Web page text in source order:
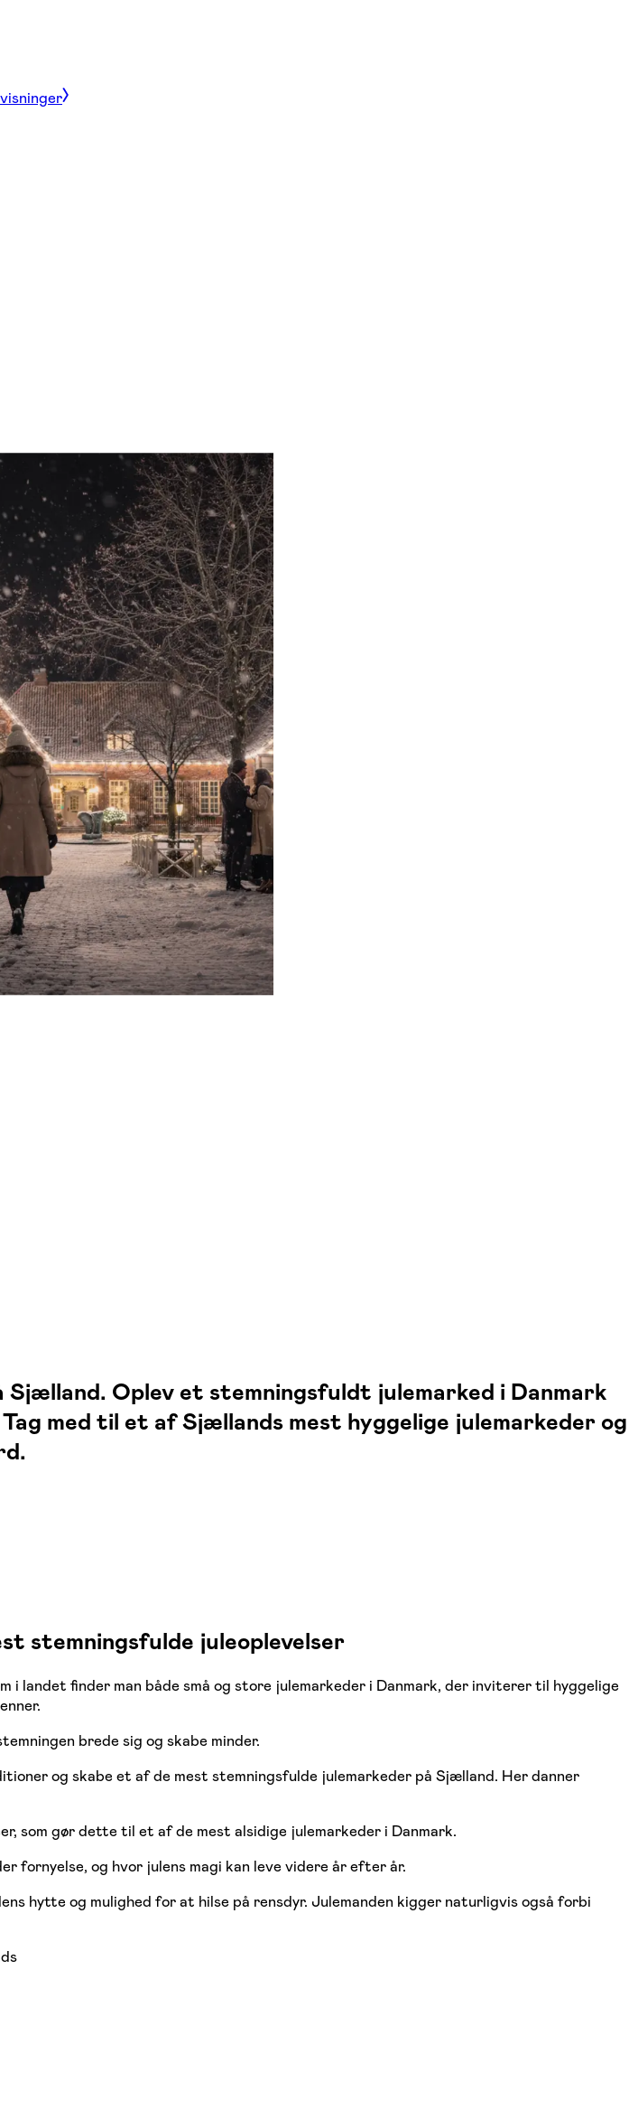
Oplev et stemningsfuldt julemarked i Danmark
med til et af Sjællands mest hyggelige julemarkeder og
stemningsfulde juleoplevelser
landet finder man både små og store julemarkeder i Danmark, der inviterer til hyggelige
brede sig og skabe minder.
og skabe et af de mest stemningsfulde julemarkeder på Sjælland. Her danner
som gør dette til et af de mest alsidige julemarkeder i Danmark.
fornyelse, og hvor julens magi kan leve videre år efter år.
hytte og mulighed for at hilse på rensdyr. Julemanden kigger naturligvis også forbi